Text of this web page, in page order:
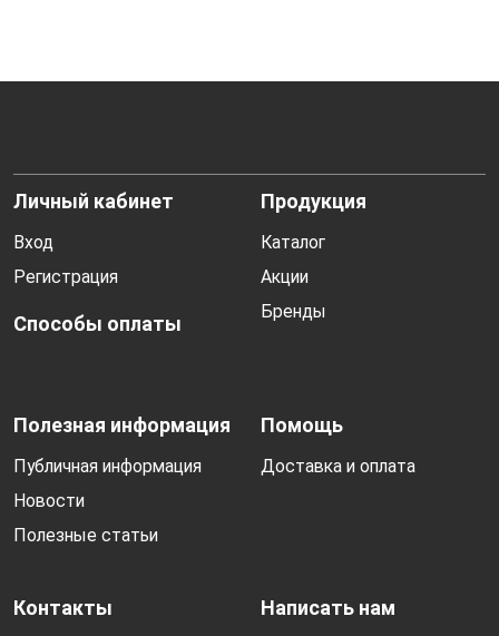
Личный кабинет
Вход
Регистрация
Способы оплаты
Продукция
Каталог
Акции
Бренды
Полезная информация
Публичная информация
Новости
Полезные статьи
Помощь
Доставка и оплата
Контакты Написать нам